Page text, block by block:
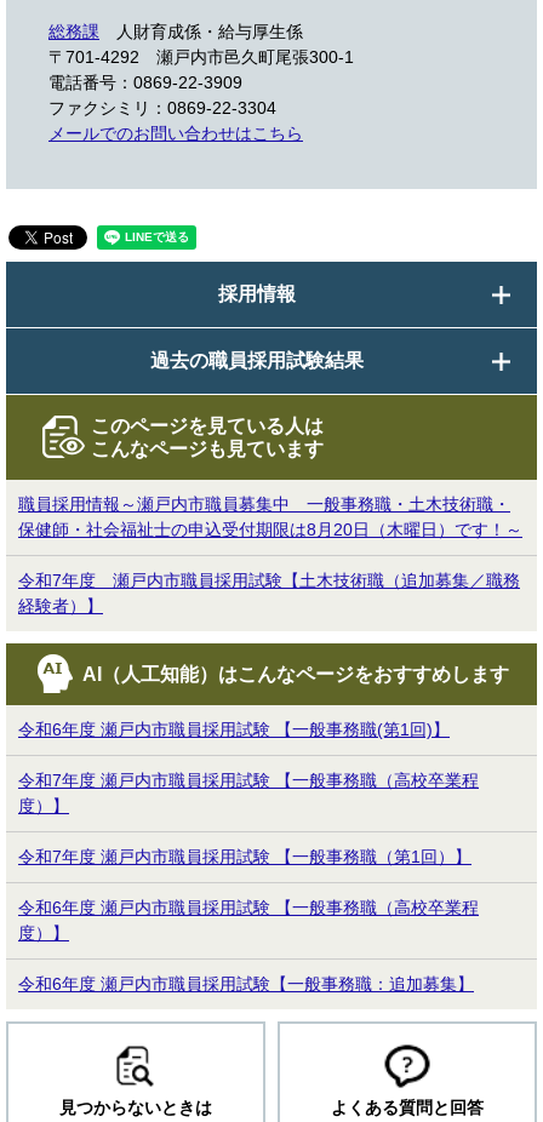
総務課
人財育成係・給与厚生係
〒701-4292
瀬戸内市邑久町尾張300-1
電話番号：0869-22-3909
ファクシミリ：0869-22-3304
メールでのお問い合わせはこちら
採用情報
過去の職員採用試験結果
このページを見ている人は
こんなページも見ています
職員採用情報～瀬戸内市職員募集中 一般事務職・土木技術職・
保健師・社会福祉士の申込受付期限は8月20日（木曜日）です！～
令和7年度 瀬戸内市職員採用試験【土木技術職（追加募集／職務
経験者）】
AI（人工知能）はこんなページをおすすめします
令和6年度 瀬戸内市職員採用試験 【一般事務職(第1回)】
令和7年度 瀬戸内市職員採用試験 【一般事務職（高校卒業程
度）】
令和7年度 瀬戸内市職員採用試験 【一般事務職（第1回）】
令和6年度 瀬戸内市職員採用試験 【一般事務職（高校卒業程
度）】
令和6年度 瀬戸内市職員採用試験【一般事務職：追加募集】
見つからないときは よくある質問と回答